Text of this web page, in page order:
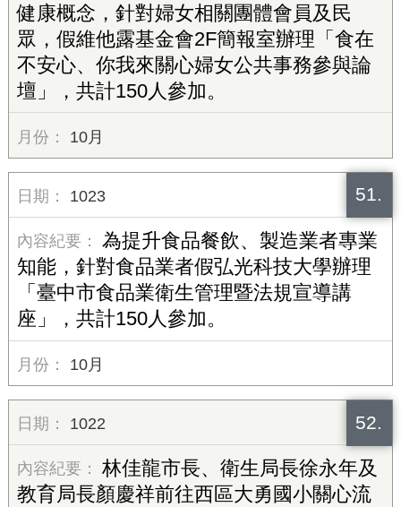
健康概念，針對婦女相關團體會員及民
眾，假維他露基金會2F簡報室辦理「食在
不安心、你我來關心婦女公共事務參與論
壇」，共計150人參加。
10月
51.
1023
為提升食品餐飲、製造業者專業
知能，針對食品業者假弘光科技大學辦理
「臺中市食品業衛生管理暨法規宣導講
座」，共計150人參加。
10月
52.
1022
林佳龍市長、衛生局長徐永年及
教育局長顏慶祥前往西區大勇國小關心流